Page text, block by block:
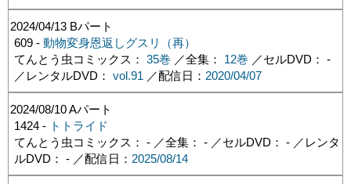
2024/04/13 Bパート
609 - 動物変身恩返しグスリ（再）
てんとう虫コミックス： 35巻 ／全集： 12巻 ／セルDVD： -
／レンタルDVD： vol.91 ／配信日： 2020/04/07
2024/08/10Aパート
1424 - トトライド
てんとう虫コミックス： - ／全集： - ／セルDVD： - ／レンタ
ルDVD： - ／配信日： 2025/08/14